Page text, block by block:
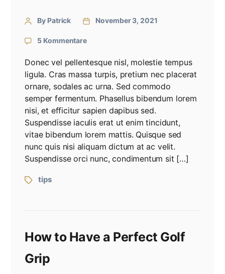
By Patrick November 3, 2021
5 Kommentare
Donec vel pellentesque nisl, molestie tempus
ligula. Cras massa turpis, pretium nec placerat
ornare, sodales ac urna. Sed commodo
semper fermentum. Phasellus bibendum lorem
nisi, et efficitur sapien dapibus sed.
Suspendisse iaculis erat ut enim tincidunt,
vitae bibendum lorem mattis. Quisque sed
nunc quis nisi aliquam dictum at ac velit.
Suspendisse orci nunc, condimentum sit […]
tips
How to Have a Perfect Golf
Grip